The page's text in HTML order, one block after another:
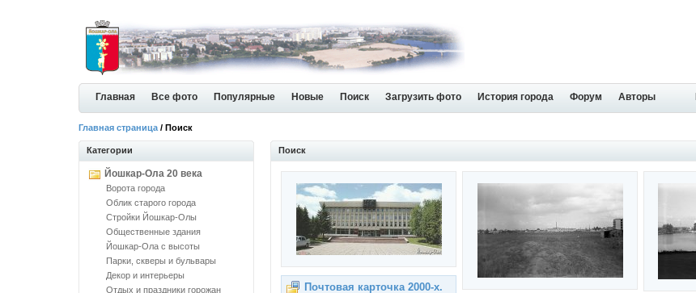
Главная Все фото Популярные Новые Поиск Загрузить фото История города Форум Авторы
Главная страница / Поиск
Категории
Йошкар-Ола 20 века
Ворота города
Облик старого города
Стройки Йошкар-Олы
Общественные здания
Йошкар-Ола с высоты
Парки, скверы и бульвары
Декор и интерьеры
Отдых и праздники горожан
Поиск
Почтовая карточка 2000-х.